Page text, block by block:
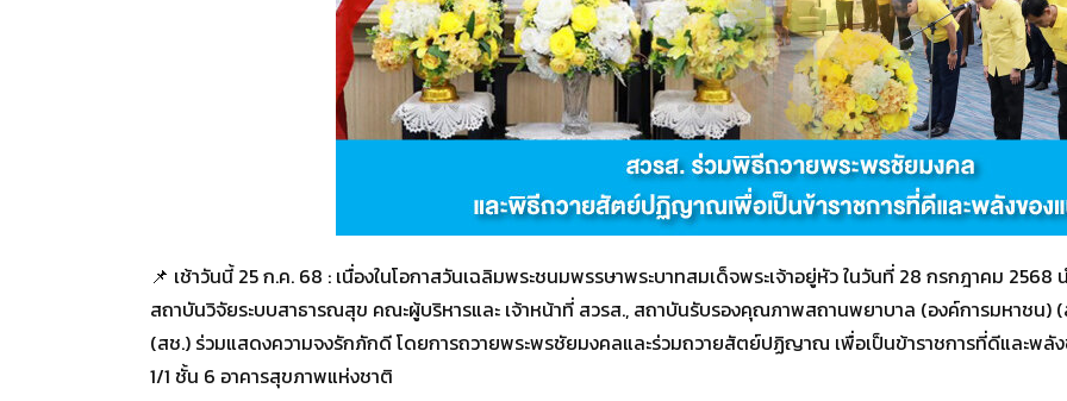
📌 เช้าวันนี้ 25 ก.ค. 68 : เนื่องในโอกาสวันเฉลิมพระชนมพรรษาพระบาทสมเด็จพระเจ้าอยู่หัว ในวันที่ 28 กรกฎาคม
สถาบันวิจัยระบบสาธารณสุข คณะผู้บริหารและ เจ้าหน้าที่ สวรส., สถาบันรับรองคุณภาพสถานพยาบาล (องค์การมหาชน
(สช.) ร่วมแสดงความจงรักภักดี โดยการถวายพระพรชัยมงคลและร่วมถวายสัตย์ปฏิญาณ เพื่อเป็นข้าราชการที่ดีและพ
1/1 ชั้น 6 อาคารสุขภาพแห่งชาติ